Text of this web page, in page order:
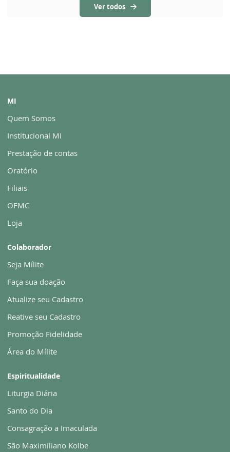
Ver todos
MI
Quem Somos
Institucional MI
Prestação de contas
Oratório
Filiais
OFMC
Loja
Colaborador
Seja Mílite
Faça sua doação
Atualize seu Cadastro
Reative seu Cadastro
Promoção Fidelidade
Área do Mílite
Espiritualidade
Liturgia Diária
Santo do Dia
Consagração a Imaculada
São Maximiliano Kolbe